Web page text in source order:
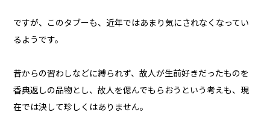
ですが、このタブーも、近年ではあまり気にされなくなってい
るようです。
昔からの習わしなどに縛られず、故人が生前好きだったものを
香典返しの品物とし、故人を偲んでもらおうという考えも、現
在では決して珍しくはありません。